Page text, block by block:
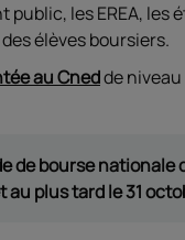
les EREA,
élèves boursiers.
au Cnedde
de bourse nationale
au plus tard le 31